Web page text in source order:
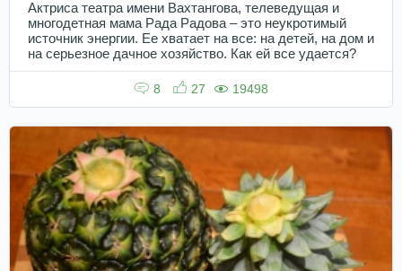
Актриса театра имени Вахтангова, телеведущая и
многодетная мама Рада Радова – это неукротимый
источник энергии. Ее хватает на все: на детей, на дом и
на серьезное дачное хозяйство. Как ей все удается?
8 27 19498